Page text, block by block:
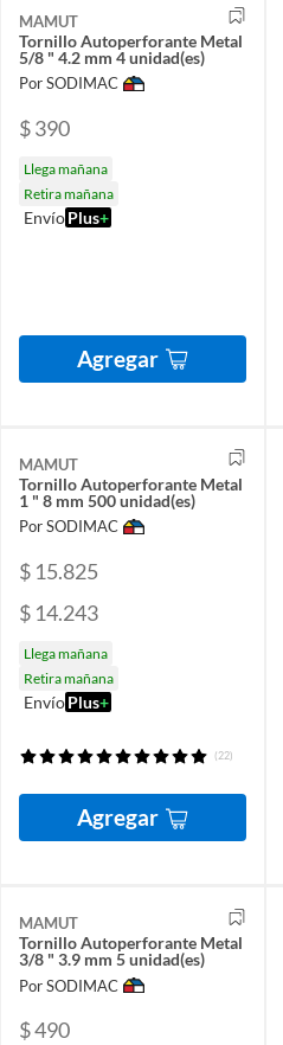
MAMUT
Tornillo Autoperforante Metal
5/8 " 4.2 mm 4 unidad(es)
Por SODIMAC
$ 390
Llega mañana
Retira mañana
EnvíoPlus+
Agregar
MAMUT
Tornillo Autoperforante Metal
1 " 8 mm 500 unidad(es)
Por SODIMAC
$ 15.825
$ 14.243
Llega mañana
Retira mañana
EnvíoPlus+
(22)
Agregar
MAMUT
Tornillo Autoperforante Metal
3/8 " 3.9 mm 5 unidad(es)
Por SODIMAC
$ 490